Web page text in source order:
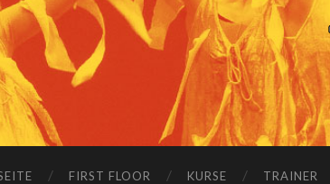
FIRST FLOOR KURSE TRAINER